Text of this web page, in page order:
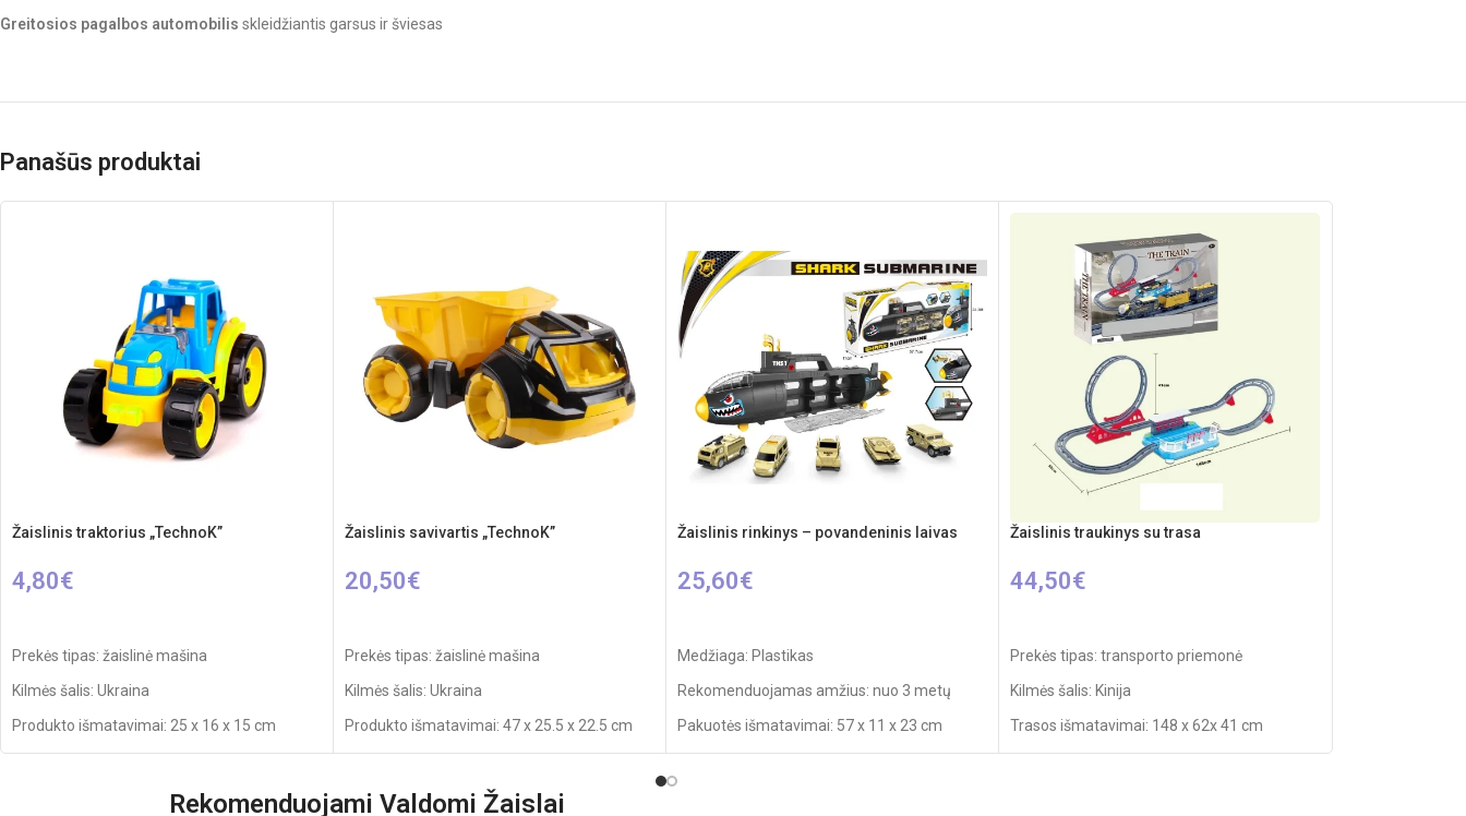
Greitosios pagalbos automobilis skleidžiantis garsus ir šviesas
Panašūs produktai
Žaislinis traktorius „TechnoK”
4,80€
Prekės tipas: žaislinė mašina
Kilmės šalis: Ukraina
Produkto išmatavimai: 25 x 16 x 15 cm
Produkto medžiaga: plastikas
Žaislinis savivartis „TechnoK”
20,50€
Prekės tipas: žaislinė mašina
Kilmės šalis: Ukraina
Produkto išmatavimai: 47 x 25.5 x 22.5 cm
Produkto medžiaga: plastikas
Žaislinis rinkinys – povandeninis laivas
25,60€
Medžiaga: Plastikas
Rekomenduojamas amžius: nuo 3 metų
Pakuotės išmatavimai: 57 x 11 x 23 cm
Žaislinis traukinys su trasa
44,50€
Prekės tipas: transporto priemonė
Kilmės šalis: Kinija
Trasos išmatavimai: 148 x 62x 41 cm
Rekomenduojami Valdomi Žaislai